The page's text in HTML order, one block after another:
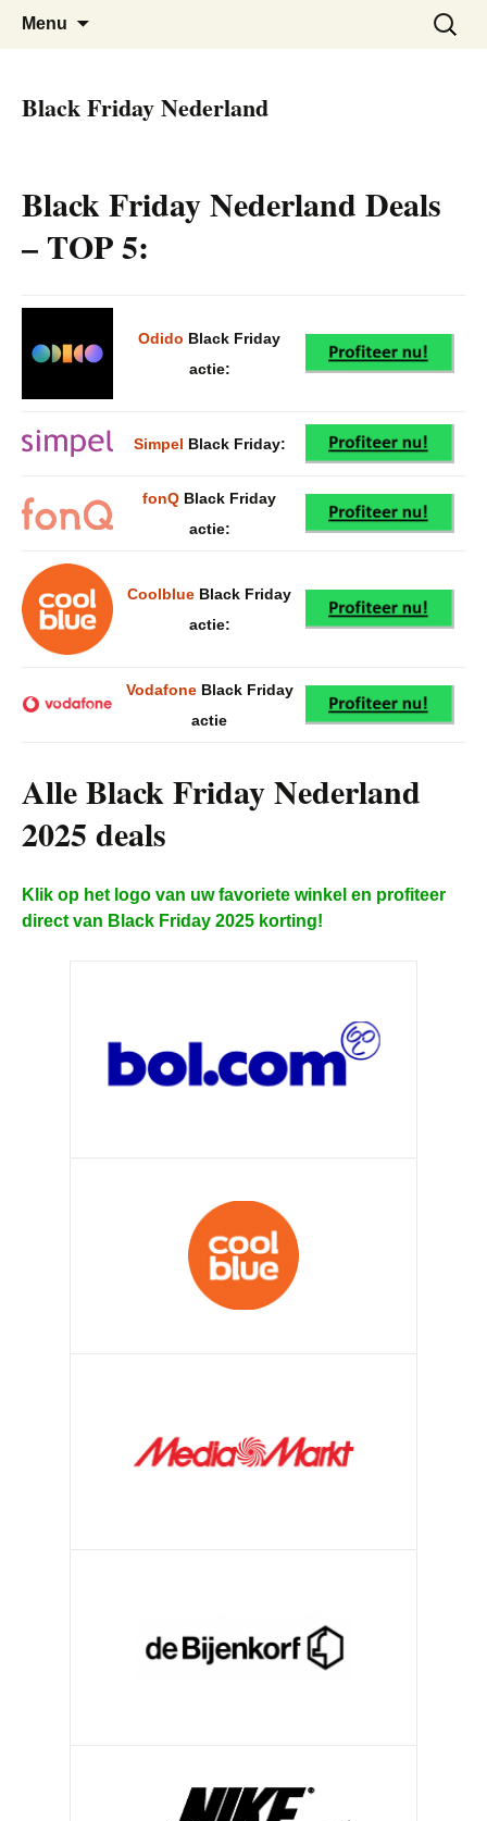
Black Friday Super SALE
De beste kortingen bij elkaar!
Menu
Zoeken
naar:
Black Friday Nederland
Black Friday Nederland Deals
– TOP 5:
Odido Black Friday
actie:
Simpel Black Friday:
fonQ Black Friday
actie:
Coolblue Black Friday
actie:
VodafoneBlack Friday
actie
Alle Black Friday Nederland
2025 deals
Klik op het logo van uw favoriete winkel en profiteer
direct van Black Friday 2025 korting!